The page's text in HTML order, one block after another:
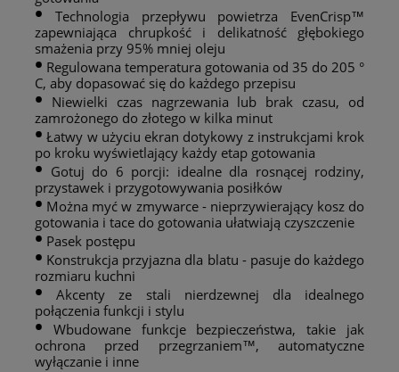
• Technologia przepływu powietrza EvenCrisp™
zapewniająca chrupkość i delikatność głębokiego
smażenia przy 95% mniej oleju
• Regulowana temperatura gotowania od 35 do 205 °
C, aby dopasować się do każdego przepisu
• Niewielki czas nagrzewania lub brak czasu, od
zamrożonego do złotego w kilka minut
• Łatwy w użyciu ekran dotykowy z instrukcjami krok
po kroku wyświetlający każdy etap gotowania
• Gotuj do 6 porcji: idealne dla rosnącej rodziny,
przystawek i przygotowywania posiłków
• Można myć w zmywarce - nieprzywierający kosz do
gotowania i tace do gotowania ułatwiają czyszczenie
• Pasek postępu
• Konstrukcja przyjazna dla blatu - pasuje do każdego
rozmiaru kuchni
• Akcenty ze stali nierdzewnej dla idealnego
połączenia funkcji i stylu
• Wbudowane funkcje bezpieczeństwa, takie jak
ochrona przed przegrzaniem™, automatyczne
wyłączanie i inne